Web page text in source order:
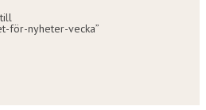
för-nyheter-vecka”